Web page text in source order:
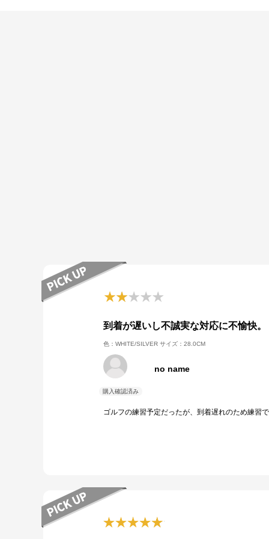
到着が遅いし不誠実な対応に不愉快。
色：WHITE/SILVER サイズ：28.0CM
no name
ゴルフの練習予定だったが、到着遅れのため練習